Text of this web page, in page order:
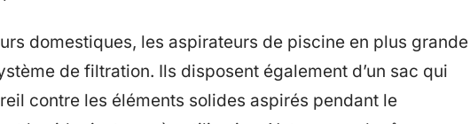
domestiques, les aspirateurs de piscine en plus grande
de filtration. Ils disposent également d’un sac qui
contre les éléments solides aspirés pendant le